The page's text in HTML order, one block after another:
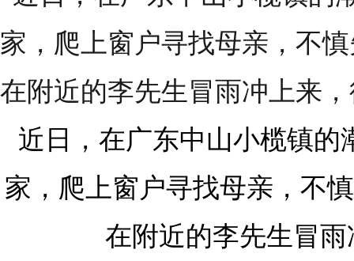
近日，在广东中山小榄镇的
家，爬上窗户寻找母亲，不
在附近的李先生冒